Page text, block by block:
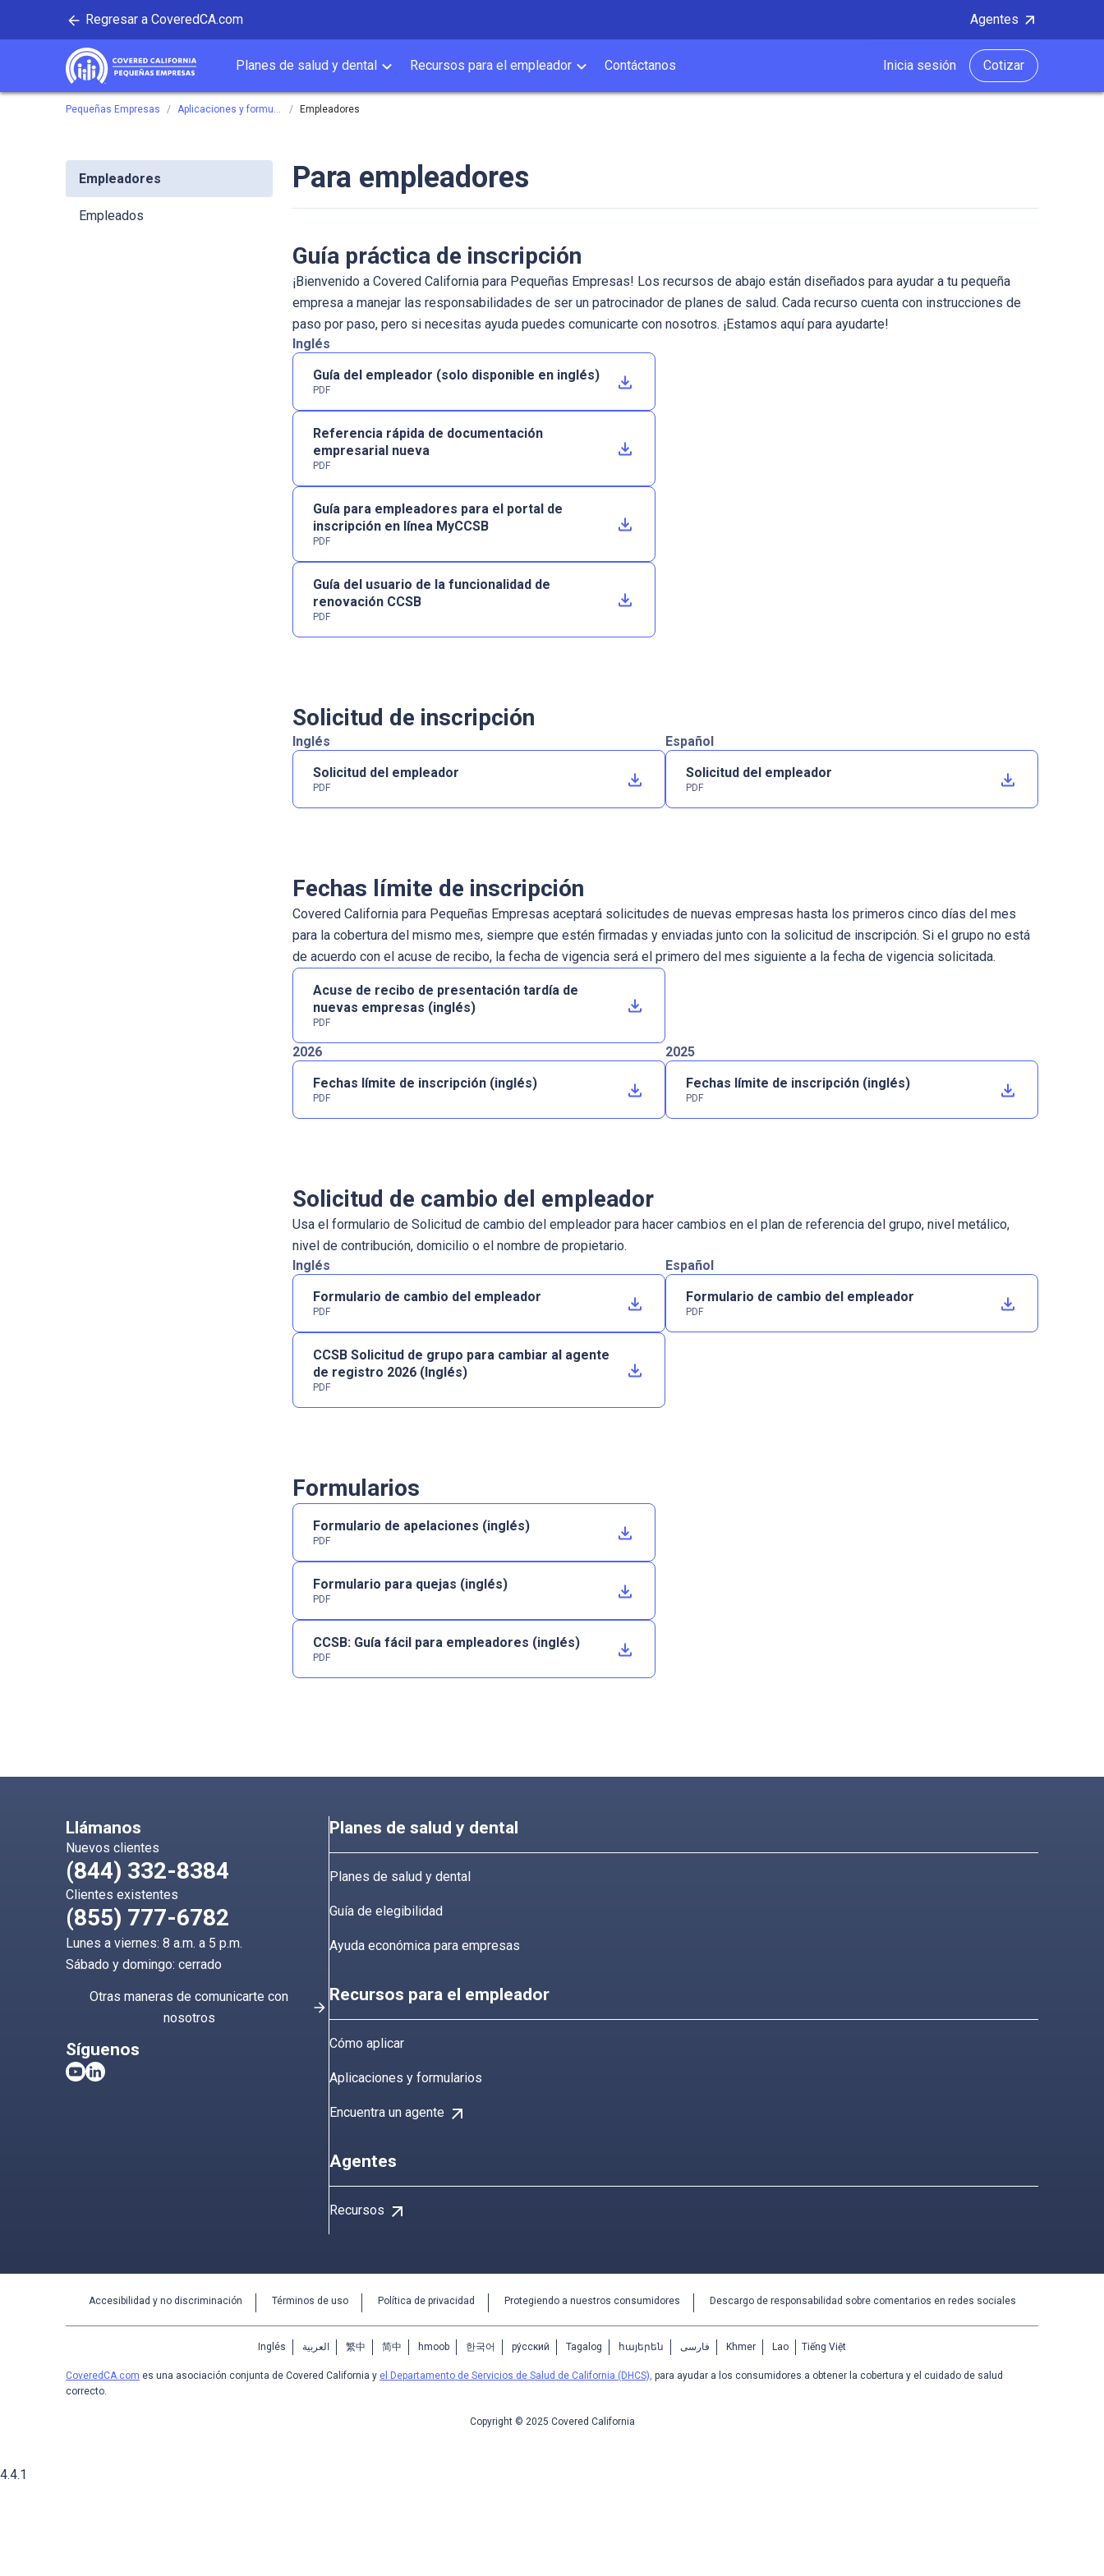
Regresar a CoveredCA.com Agentes
Covered California
Planes de salud y dental Recursos para el empleador Contáctanos Cotizar
Inicia sesión
Pequeñas Empresas Aplicaciones y formularios Empleadores
Empleadores
Empleados
Para empleadores
Guía práctica de inscripción
¡Bienvenido a Covered California para Pequeñas Empresas! Los recursos de abajo están diseñados para ayudar a tu pequeña
empresa a manejar las responsabilidades de ser un patrocinador de planes de salud. Cada recurso cuenta con instrucciones de
paso por paso, pero si necesitas ayuda puedes comunicarte con nosotros. ¡Estamos aquí para ayudarte!
Inglés
Guía del empleador (solo disponible en inglés)
PDF
Referencia rápida de documentación
empresarial nueva
PDF
Guía para empleadores para el portal de
inscripción en línea MyCCSB
PDF
Guía del usuario de la funcionalidad de
renovación CCSB
PDF
Solicitud de inscripción
Inglés
Solicitud del empleador
PDF
Español
Solicitud del empleador
PDF
Fechas límite de inscripción
Covered California para Pequeñas Empresas aceptará solicitudes de nuevas empresas hasta los primeros cinco días del mes
para la cobertura del mismo mes, siempre que estén firmadas y enviadas junto con la solicitud de inscripción. Si el grupo no está
de acuerdo con el acuse de recibo, la fecha de vigencia será el primero del mes siguiente a la fecha de vigencia solicitada.
Acuse de recibo de presentación tardía de
nuevas empresas (inglés)
PDF
2026
Fechas límite de inscripción (inglés)
PDF
2025
Fechas límite de inscripción (inglés)
PDF
Solicitud de cambio del empleador
Usa el formulario de Solicitud de cambio del empleador para hacer cambios en el plan de referencia del grupo, nivel metálico,
nivel de contribución, domicilio o el nombre de propietario.
Inglés
Formulario de cambio del empleador
PDF
CCSB Solicitud de grupo para cambiar al agente
de registro 2026 (Inglés)
PDF
Español
Formulario de cambio del empleador
PDF
Formularios
Formulario de apelaciones (inglés)
PDF
Formulario para quejas (inglés)
PDF
CCSB: Guía fácil para empleadores (inglés)
PDF
Llámanos
Nuevos clientes
(844) 332-8384
Clientes existentes
(855) 777-6782
Lunes a viernes: 8 a.m. a 5 p.m.
Sábado y domingo: cerrado
Otras maneras de comunicarte con
nosotros
Síguenos
Planes de salud y dental
Planes de salud y dental
Guía de elegibilidad
Ayuda económica para empresas
Recursos para el empleador
Cómo aplicar
Aplicaciones y formularios
Encuentra un agente arrow_outward
Agentes
Recursos arrow_outward
Accesibilidad y no discriminación Términos de uso Política de privacidad Protegiendo a nuestros consumidores Descargo de responsabilidad sobre comentarios en redes sociales
Inglés العربية 繁中 简中 hmoob 한국어 ру́сский Tagalog հայերեն فارسی Khmer Lao Tiếng Việt
CoveredCA.com es una asociación conjunta de Covered California y el Departamento de Servicios de Salud de California (DHCS), para ayudar a los consumidores a obtener la cobertura y el cuidado de salud
correcto.
Copyright © 2025 Covered California
4.4.1